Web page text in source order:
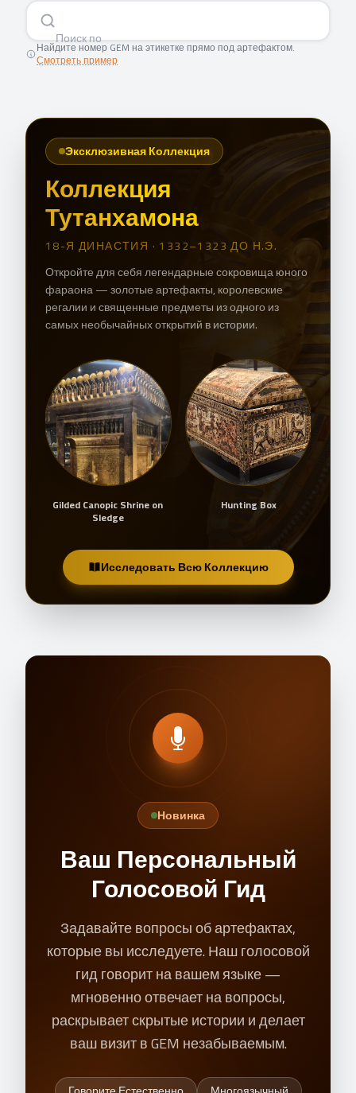
Поиск по номеру G
Найдите номер GEM на этикетке прямо под артефактом.
Смотреть пример
Эксклюзивная Коллекция
Коллекция
Тутанхамона
18-Я ДИНАСТИЯ · 1332–1323 ДО Н.Э.
Откройте для себя легендарные сокровища юного
фараона — золотые артефакты, королевские
регалии и священные предметы из одного из
самых необычайных открытий в истории.
Gilded Canopic Shrine on
Sledge
Hunting Box
Исследовать Всю Коллекцию
Новинка
Ваш Персональный
Голосовой Гид
Задавайте вопросы об артефактах,
которые вы исследуете. Наш голосовой
гид говорит на вашем языке —
мгновенно отвечает на вопросы,
раскрывает скрытые истории и делает
ваш визит в GEM незабываемым.